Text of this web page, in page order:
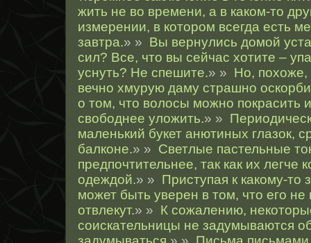
жить не во времени, а в каком-то
измерении, в котором всегда есть
завтра.» » Вы вернулись домой
сил? Все, что вы сейчас хотите –
уснуть? Не спешите.» » Но, похоже,
вечно хмурую даму страшно
о том, что волосы можно покрасить
свободнее уложить.» »
маленький букет анютиных глазок,
балконе.» » Светлые пастельные
предпочтительнее, так как их легче
одеждой.» » Приступая к какому-то
может быть уверен в том, что его не
отвлекут.» » К сожалению,
соискательницы не задумываются